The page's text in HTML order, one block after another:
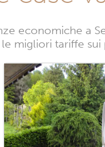
economiche a
migliori tariffe sui